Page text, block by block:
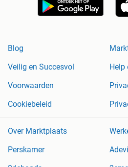
Blog
Veilig en Succesvol
Help
Voorwaarden
Cookiebeleid
Over Marktplaats
Perskamer